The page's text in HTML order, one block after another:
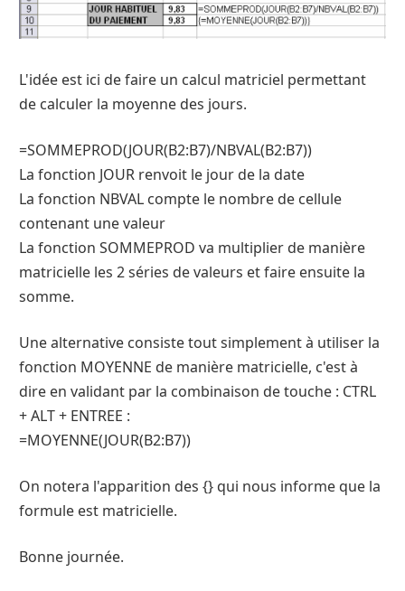
L'idée est ici de faire un calcul matriciel permettant
de calculer la moyenne des jours.
=SOMMEPROD(JOUR(B2:B7)/NBVAL(B2:B7))
La fonction JOUR renvoit le jour de la date
La fonction NBVAL compte le nombre de cellule
contenant une valeur
La fonction SOMMEPROD va multiplier de manière
matricielle les 2 séries de valeurs et faire ensuite la
somme.
Une alternative consiste tout simplement à utiliser la
fonction MOYENNE de manière matricielle, c'est à
dire en validant par la combinaison de touche : CTRL
+ ALT + ENTREE :
=MOYENNE(JOUR(B2:B7))
On notera l'apparition des {} qui nous informe que la
formule est matricielle.
Bonne journée.